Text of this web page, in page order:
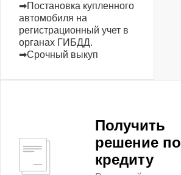
➡Постановка купленного
автомобиля на
регистрационный учет в
органах ГИБДД.
➡Срочный выкуп
Получить
решение по
кредиту